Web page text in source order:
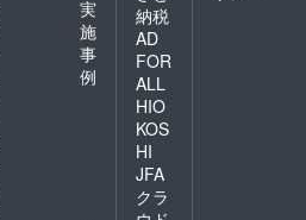
実
施
事
例
納税
AD
FOR
ALL
HIO
KOS
HI
JFA
クラ